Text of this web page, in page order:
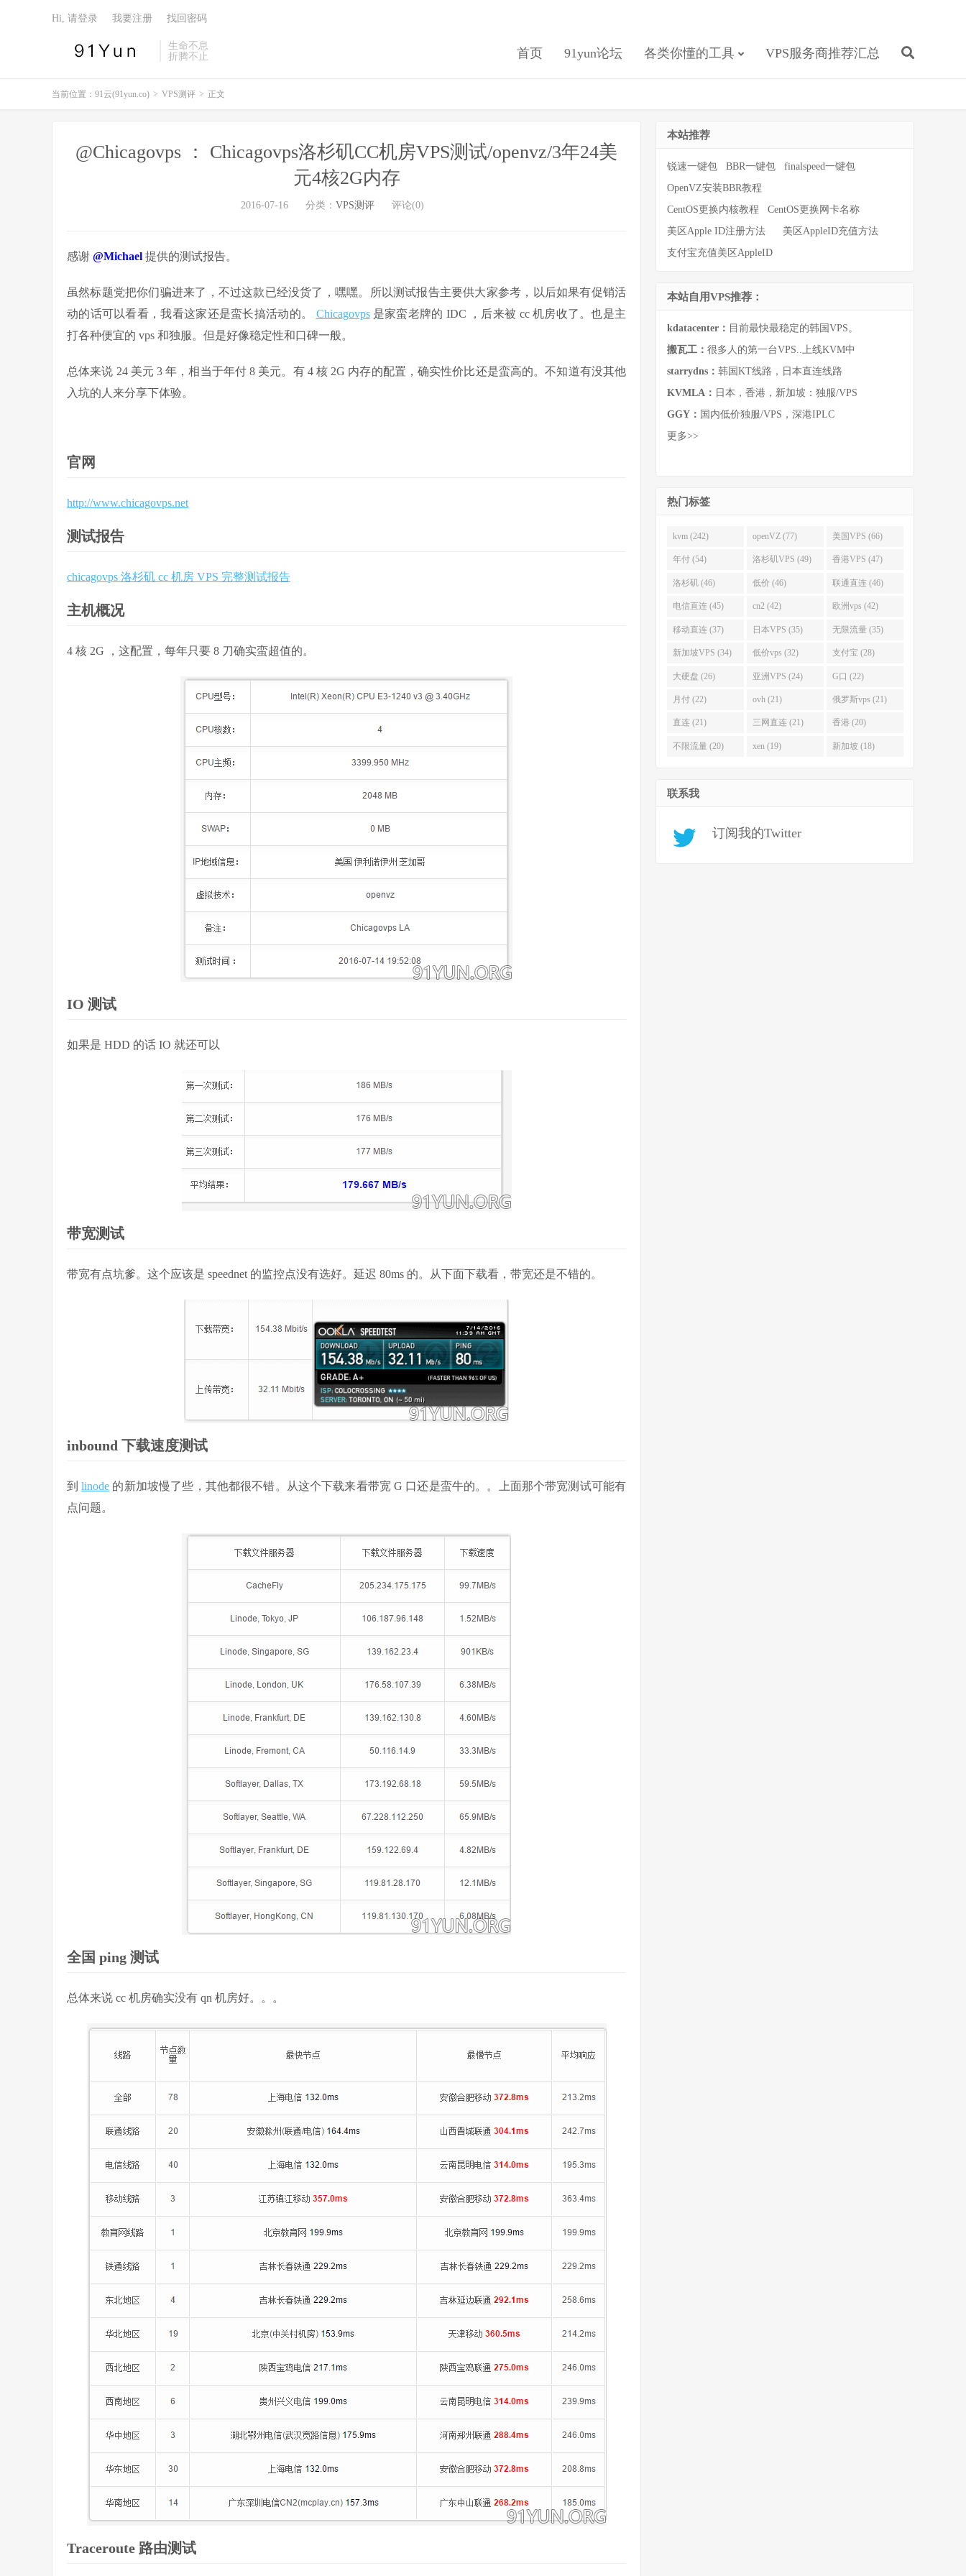
生命不息
折腾不止
首页 91yun论坛 各类你懂的工具 VPS服务商推荐汇总
Hi, 请登录 我要注册 找回密码
当前位置： 91云(91yun.co) > VPS测评 > 正文
@Chicagovps ： Chicagovps洛杉矶CC机房VPS测试/openvz/3年24美
元4核2G内存
2016-07-16 分类： VPS测评 评论(0)
感谢 @Michael 提供的测试报告。
虽然标题党把你们骗进来了，不过这款已经没货了，嘿嘿。所以测试报告主要供大家参考，以后如果有促销活
动的话可以看看，我看这家还是蛮长搞活动的。 Chicagovps是家蛮老牌的 IDC ，后来被 cc 机房收了。也是主
打各种便宜的 vps 和独服。但是好像稳定性和口碑一般。
总体来说 24 美元 3 年，相当于年付 8 美元。有 4 核 2G 内存的配置，确实性价比还是蛮高的。不知道有没其他
入坑的人来分享下体验。
官网
http://www.chicagovps.net
测试报告
chicagovps 洛杉矶 cc 机房 VPS 完整测试报告
主机概况
4 核 2G ，这配置，每年只要 8 刀确实蛮超值的。
IO 测试
如果是 HDD 的话 IO 就还可以
带宽测试
带宽有点坑爹。这个应该是 speednet 的监控点没有选好。延迟 80ms 的。从下面下载看，带宽还是不错的。
inbound 下载速度测试
到linode 的新加坡慢了些，其他都很不错。从这个下载来看带宽 G 口还是蛮牛的。。上面那个带宽测试可能有
点问题。
全国 ping 测试
总体来说 cc 机房确实没有 qn 机房好。。。
Traceroute 路由测试
本站推荐
锐速一键包 BBR一键包
finalspeed一键包
OpenVZ安装BBR教程
CentOS更换内核教程
CentOS更换网卡名称
美区Apple ID注册方法
美区AppleID充值方法
支付宝充值美区AppleID
本站自用VPS推荐：
kdatacenter： 目前最快最稳定的韩国VPS。
搬瓦工： 很多人的第一台VPS..上线KVM中
starrydns： 韩国KT线路，日本直连线路
KVMLA： 日本，香港，新加坡：独服/VPS
GGY： 国内低价独服/VPS，深港IPLC
更多>>
热门标签
kvm (242) openVZ (77) 美国VPS (66)
年付 (54) 洛杉矶VPS (49) 香港VPS (47)
洛杉矶 (46) 低价 (46) 联通直连 (46)
电信直连 (45) cn2 (42) 欧洲vps (42)
移动直连 (37) 日本VPS (35) 无限流量 (35)
新加坡VPS (34) 低价vps (32) 支付宝 (28)
大硬盘 (26) 亚洲VPS (24) G口 (22)
月付 (22) ovh (21) 俄罗斯vps (21)
直连 (21) 三网直连 (21) 香港 (20)
不限流量 (20) xen (19) 新加坡 (18)
联系我
订阅我的Twitter